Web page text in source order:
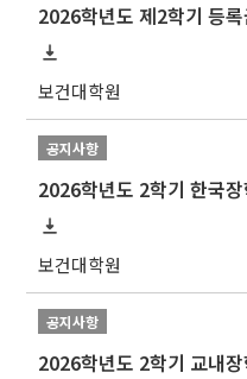
보건대학원
공지사항
보건대학원
공지사항
2026학년도 2학기 교내